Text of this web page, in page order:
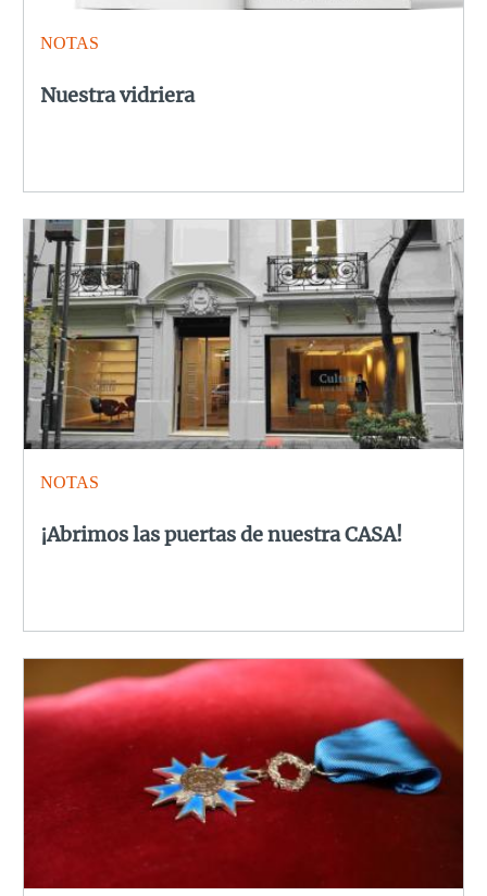
NOTAS
Nuestra vidriera
NOTAS
¡Abrimos las puertas de nuestra CASA!